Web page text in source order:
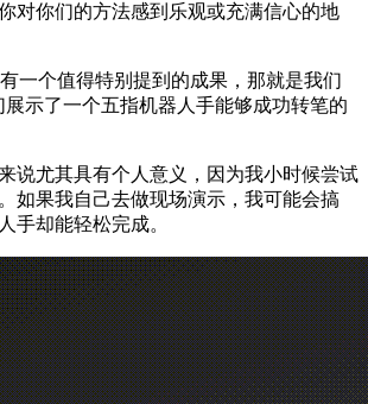
对你们的方法感到乐观或充满信心的地
个值得特别提到的成果，那就是我们
展示了一个五指机器人手能够成功转笔的
尤其具有个人意义，因为我小时候尝试
如果我自己去做现场演示，我可能会搞
手却能轻松完成。